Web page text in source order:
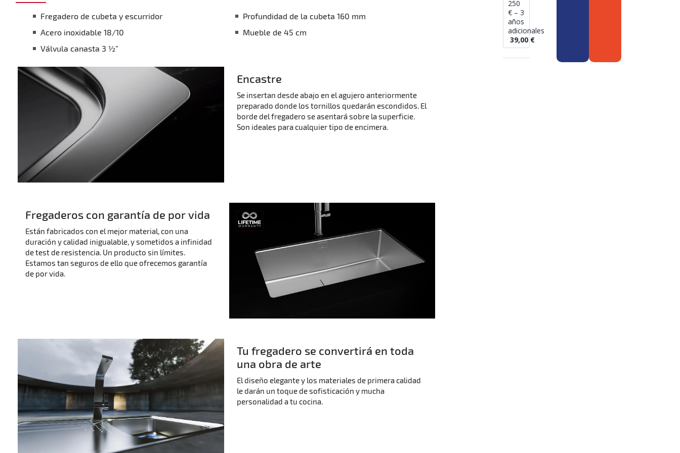
Fregadero de cubeta y escurridor
Acero inoxidable 18/10
Válvula canasta 3 ½”
Profundidad de la cubeta 160 mm
Mueble de 45 cm
Encastre
Se insertan desde abajo en el agujero anteriormente
preparado donde los tornillos quedarán escondidos. El
borde del fregadero se asentará sobre la superficie.
Son ideales para cualquier tipo de encimera.
Fregaderos con garantía de por vida
Están fabricados con el mejor material, con una
duración y calidad inigualable, y sometidos a infinidad
de test de resistencia. Un producto sin límites.
Estamos tan seguros de ello que ofrecemos garantía
de por vida.
Tu fregadero se convertirá en toda
una obra de arte
El diseño elegante y los materiales de primera calidad
le darán un toque de sofisticación y mucha
personalidad a tu cocina.
250
€ – 3
años
adicionales
39,00 €